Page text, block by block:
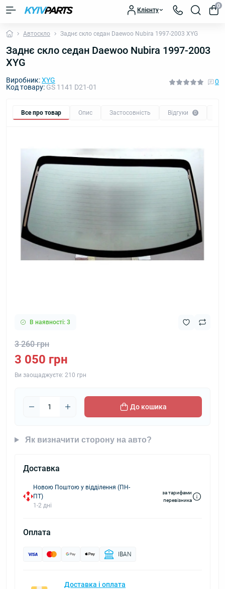
Клієнту
0
Автоскло Заднє скло седан Daewoo Nubira 1997-2003 XYG
Заднє скло седан Daewoo Nubira 1997-2003
XYG
Виробник:XYG
Код товару: GS 1141 D21-01
0
Все про товар Опис Застосовність Відгуки 0
В наявності: 3
3 260 грн
3 050 грн
Ви заощаджуєте: 210 грн
До кошика
Як визначити сторону на авто?
Доставка
Новою Поштою у відділення (ПН-
ПТ)
1-2 дні
за тарифами
перевізника
Оплата
IBAN
Доставка і оплата